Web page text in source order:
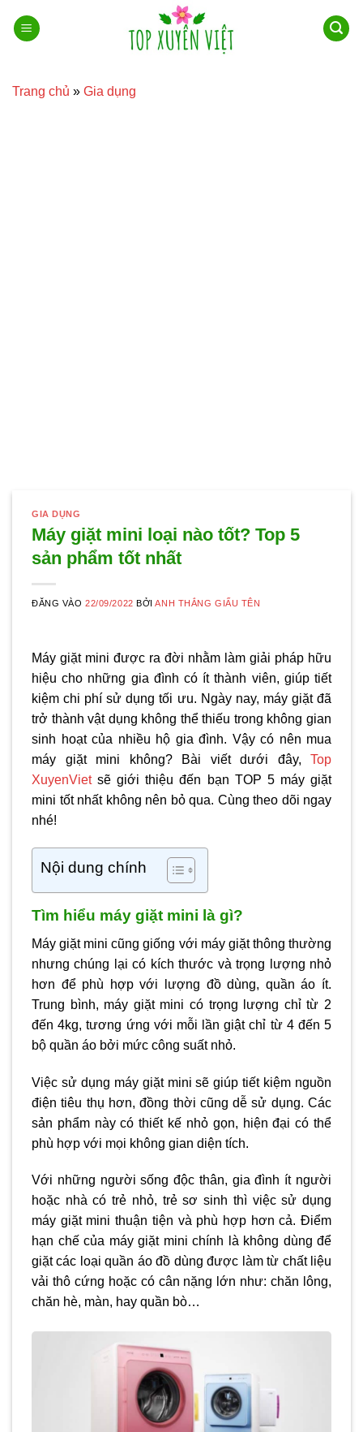
qua
Trang chủ » Gia dụng
GIA DỤNG
Máy giặt mini loại nào tốt? Top 5
sản phẩm tốt nhất
ĐĂNG VÀO22/09/2022 BỞIANH THẮNG GIẤU TÊN
Máy giặt mini được ra đời nhằm làm giải pháp hữu
hiệu cho những gia đình có ít thành viên, giúp tiết
kiệm chi phí sử dụng tối ưu. Ngày nay, máy giặt đã
trở thành vật dụng không thể thiếu trong không gian
sinh hoạt của nhiều hộ gia đình. Vậy có nên mua
máy giặt mini không? Bài viết dưới đây, Top
XuyenVietsẽ giới thiệu đến bạn TOP 5 máy giặt
mini tốt nhất không nên bỏ qua. Cùng theo dõi ngay
nhé!
Nội dung chính
Tìm hiểu máy giặt mini là gì?
Máy giặt mini cũng giống với máy giặt thông thường
nhưng chúng lại có kích thước và trọng lượng nhỏ
hơn để phù hợp với lượng đồ dùng, quần áo ít.
Trung bình, máy giặt mini có trọng lượng chỉ từ 2
đến 4kg, tương ứng với mỗi lần giật chỉ từ 4 đến 5
bộ quần áo bởi mức công suất nhỏ.
Việc sử dụng máy giặt mini sẽ giúp tiết kiệm nguồn
điện tiêu thụ hơn, đồng thời cũng dễ sử dụng. Các
sản phẩm này có thiết kế nhỏ gọn, hiện đại có thể
phù hợp với mọi không gian diện tích.
Với những người sống độc thân, gia đình ít người
hoặc nhà có trẻ nhỏ, trẻ sơ sinh thì việc sử dụng
máy giặt mini thuận tiện và phù hợp hơn cả. Điểm
hạn chế của máy giặt mini chính là không dùng để
giặt các loại quần áo đồ dùng được làm từ chất liệu
vải thô cứng hoặc có cân nặng lớn như: chăn lông,
chăn hè, màn, hay quần bò…